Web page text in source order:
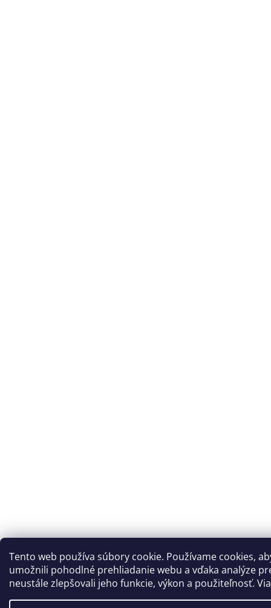
Tento web používa súbory cookie. Používame cookies,
umožnili pohodlné prehliadanie webu a vďaka analýze
neustále zlepšovali jeho funkcie, výkon a použiteľnosť.